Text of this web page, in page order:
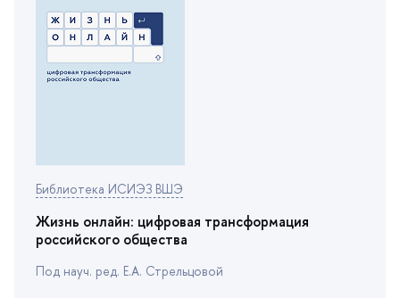
Библиотека ИСИЭЗ ВШЭ
Жизнь онлайн: цифровая трансформация
российского общества
Под науч. ред. Е.А. Стрельцовой